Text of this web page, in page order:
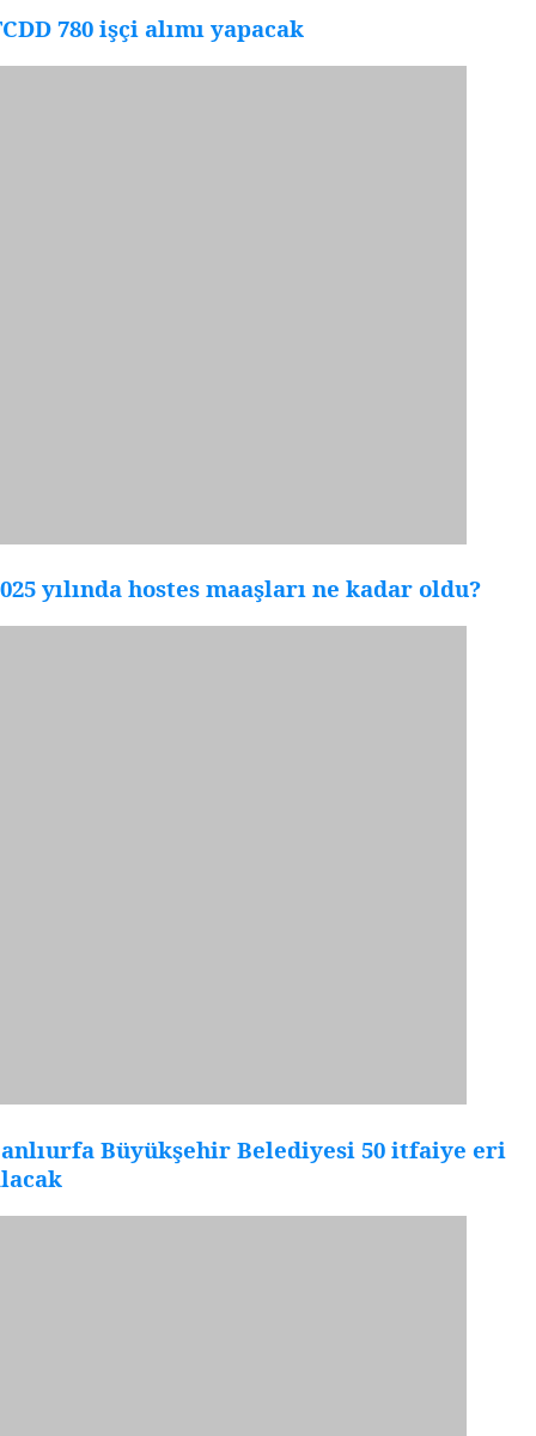
780 işçi alımı yapacak
yılında hostes maaşları ne kadar oldu?
Büyükşehir Belediyesi 50 itfaiye eri